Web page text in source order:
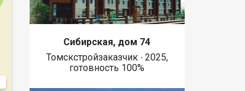
Сибирская, дом 74
Томскстройзаказчик ∙ 2025,
готовность 100%